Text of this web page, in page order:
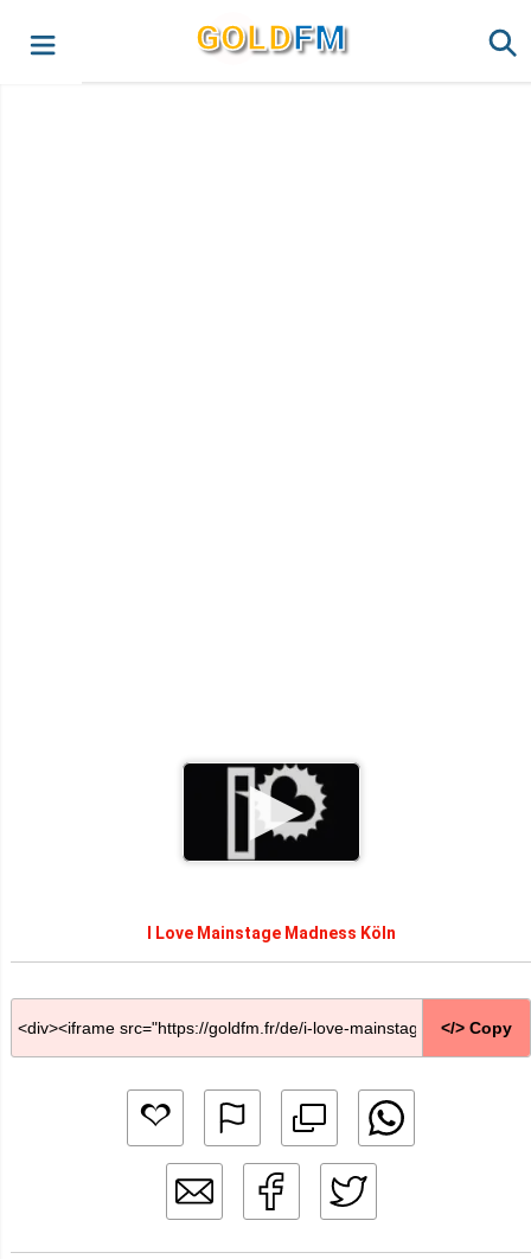
GOLDFM
I Love Mainstage Madness Köln
</> Copy